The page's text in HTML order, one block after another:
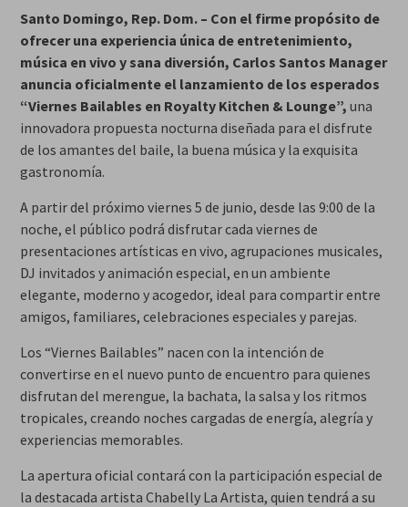
Santo Domingo, Rep. Dom. – Con el firme propósito de
ofrecer una experiencia única de entretenimiento,
música en vivo y sana diversión, Carlos Santos Manager
anuncia oficialmente el lanzamiento de los esperados
“Viernes Bailables en Royalty Kitchen & Lounge”, una
innovadora propuesta nocturna diseñada para el disfrute
de los amantes del baile, la buena música y la exquisita
gastronomía.
A partir del próximo viernes 5 de junio, desde las 9:00 de la
noche, el público podrá disfrutar cada viernes de
presentaciones artísticas en vivo, agrupaciones musicales,
DJ invitados y animación especial, en un ambiente
elegante, moderno y acogedor, ideal para compartir entre
amigos, familiares, celebraciones especiales y parejas.
Los “Viernes Bailables” nacen con la intención de
convertirse en el nuevo punto de encuentro para quienes
disfrutan del merengue, la bachata, la salsa y los ritmos
tropicales, creando noches cargadas de energía, alegría y
experiencias memorables.
La apertura oficial contará con la participación especial de
la destacada artista Chabelly La Artista, quien tendrá a su